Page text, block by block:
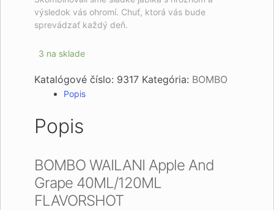
výsledok vás ohromí. Chuť, ktorá vás bude
sprevádzať každý deň.
3 na sklade
Katalógové číslo: 9317 Kategória: BOMBO
Popis
Popis
BOMBO WAILANI Apple And
Grape 40ML/120ML
FLAVORSHOT